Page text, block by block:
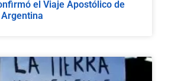
el Viaje Apostólico de